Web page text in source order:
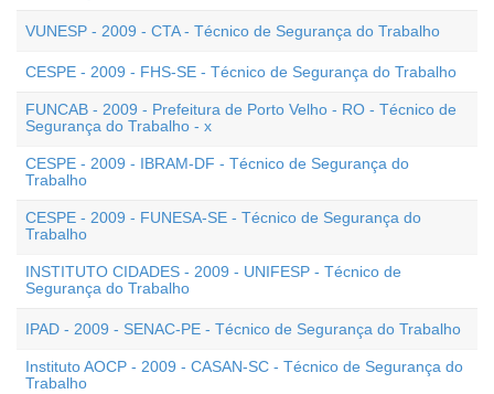
VUNESP - 2009 - CTA - Técnico de Segurança do Trabalho
CESPE - 2009 - FHS-SE - Técnico de Segurança do Trabalho
FUNCAB - 2009 - Prefeitura de Porto Velho - RO - Técnico de
Segurança do Trabalho - x
CESPE - 2009 - IBRAM-DF - Técnico de Segurança do
Trabalho
CESPE - 2009 - FUNESA-SE - Técnico de Segurança do
Trabalho
INSTITUTO CIDADES - 2009 - UNIFESP - Técnico de
Segurança do Trabalho
IPAD - 2009 - SENAC-PE - Técnico de Segurança do Trabalho
Instituto AOCP - 2009 - CASAN-SC - Técnico de Segurança do
Trabalho